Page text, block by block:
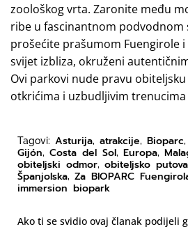
zoološkog vrta. Zaronite među
ribe u fascinantnom podvodnom
prošećite prašumom Fuengirole
svijet izbliza, okruženi
Ovi parkovi nude pravu
otkrićima i uzbudljivim trenucima
Tagovi: Asturija, atrakcije, Bioparc,
Gijón, Costa del Sol, Europa,
obiteljski odmor, obiteljsko
Španjolska, Za BIOPARC
immersion biopark
Ako ti se svidio ovaj članak podijeli